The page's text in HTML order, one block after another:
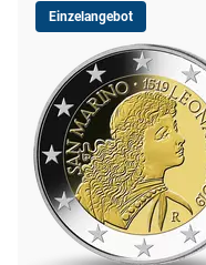
Einzelangebot